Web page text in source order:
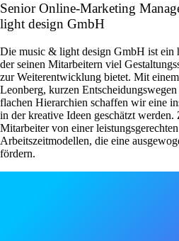
Senior Online-Marketing
light design GmbH
Die music & light design GmbH ist ein
der seinen Mitarbeitern viel
zur Weiterentwicklung bietet. Mit
Leonberg, kurzen
flachen Hierarchien schaffen wir eine
in der kreative Ideen geschätzt
Mitarbeiter von einer
Arbeitszeitmodellen, die eine
fördern.